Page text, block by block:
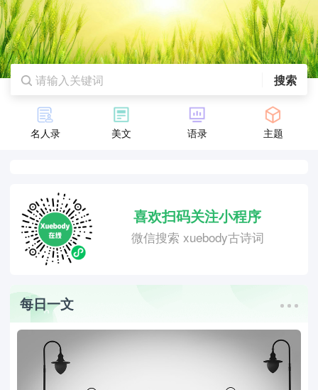
搜索
名人录 美文 语录 主题
喜欢扫码关注小程序
微信搜索 xuebody古诗词
每日一文